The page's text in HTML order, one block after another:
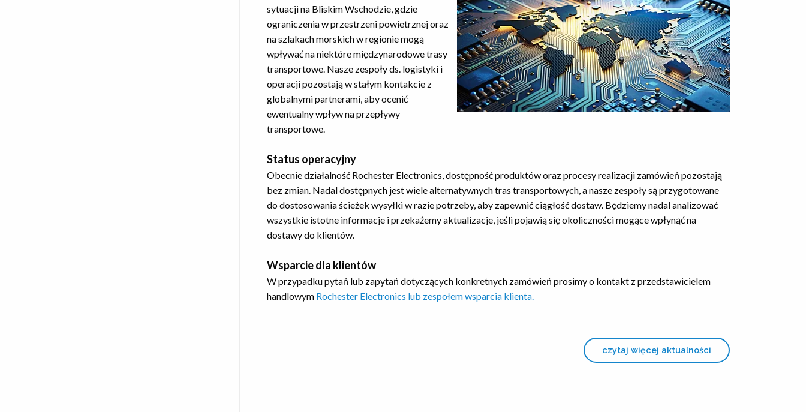
sytuacji na Bliskim Wschodzie, gdzie
ograniczenia w przestrzeni powietrznej oraz
na szlakach morskich w regionie mogą
wpływać na niektóre międzynarodowe trasy
transportowe. Nasze zespoły ds. logistyki i
operacji pozostają w stałym kontakcie z
globalnymi partnerami, aby ocenić
ewentualny wpływ na przepływy
transportowe.
Status operacyjny
Obecnie działalność Rochester Electronics, dostępność produktów oraz procesy realizacji zamówień pozostają
bez zmian. Nadal dostępnych jest wiele alternatywnych tras transportowych, a nasze zespoły są przygotowane
do dostosowania ścieżek wysyłki w razie potrzeby, aby zapewnić ciągłość dostaw. Będziemy nadal analizować
wszystkie istotne informacje i przekażemy aktualizacje, jeśli pojawią się okoliczności mogące wpłynąć na
dostawy do klientów.
Wsparcie dla klientów
W przypadku pytań lub zapytań dotyczących konkretnych zamówień prosimy o kontakt z przedstawicielem
handlowym Rochester Electronics lub zespołem wsparcia klienta.
czytaj więcej aktualności